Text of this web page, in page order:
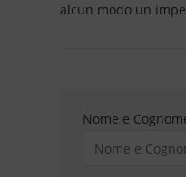
alcun modo un
Nome e